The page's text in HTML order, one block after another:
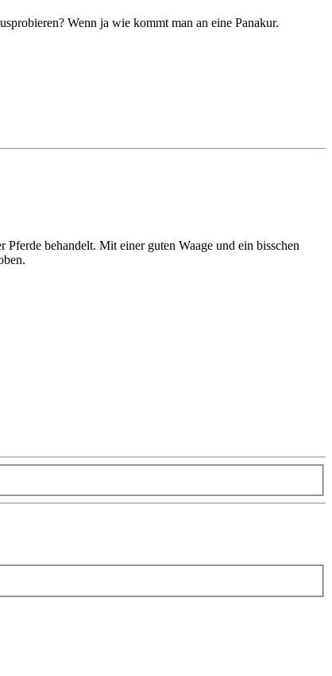
Wenn ja wie kommt man an eine Panakur.
behandelt. Mit einer guten Waage und ein bisschen